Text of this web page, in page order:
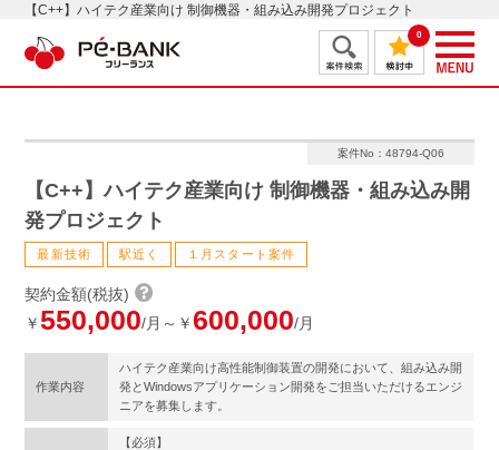
【C++】ハイテク産業向け 制御機器・組み込み開発プロジェクト
0
案件No：48794-Q06
【C++】ハイテク産業向け 制御機器・組み込み開
発プロジェクト
最新技術 駅近く １月スタート案件
契約金額(税抜)
￥550,000/月～￥ 600,000/月
作業内容
ハイテク産業向け高性能制御装置の開発において、組み込み開
発とWindowsアプリケーション開発をご担当いただけるエンジ
ニアを募集します。
【必須】